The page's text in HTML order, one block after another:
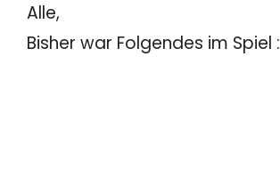
Alle,
Bisher war Folgendes im Spiel :